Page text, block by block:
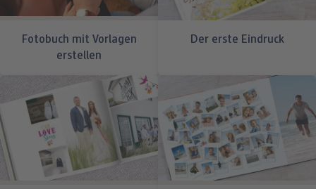
Fotobuch mit Vorlagen
erstellen
Der erste Eindruck